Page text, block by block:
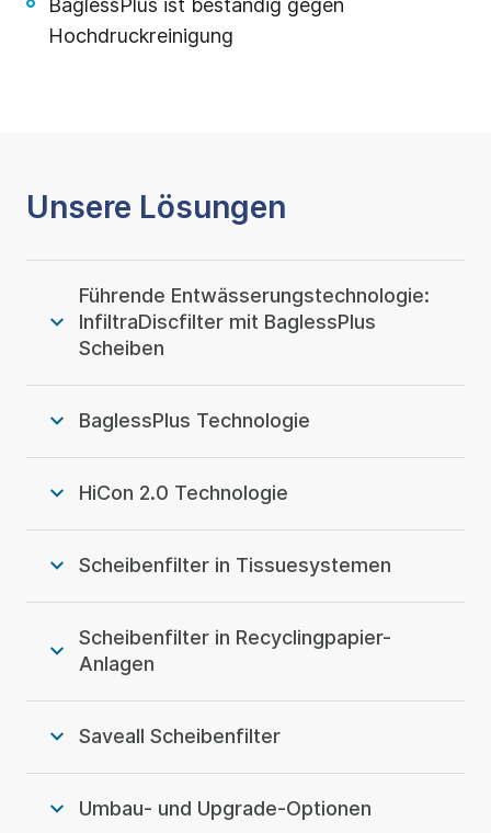
BaglessPlus ist beständig gegen
Hochdruckreinigung
Unsere Lösungen
Führende Entwässerungstechnologie:
InfiltraDiscfilter mit BaglessPlus
Scheiben
BaglessPlus Technologie
HiCon 2.0 Technologie
Scheibenfilter in Tissuesystemen
Scheibenfilter in Recyclingpapier-
Anlagen
Saveall Scheibenfilter
Umbau- und Upgrade-Optionen